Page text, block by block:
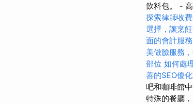
飲料包。 -
探索律師收
選擇，讓烹
面的會計服務
美做臉服務
部位 如何處
善的SEO優
吧和咖啡館
特殊的餐廳